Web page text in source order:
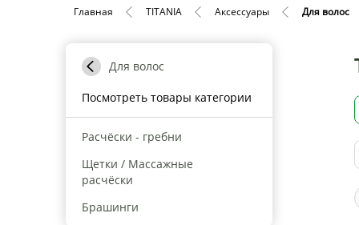
Главная TITANIA Аксессуары Для волос
Для волос
Посмотреть товары категории
Расчёски - гребни
Щетки / Массажные
расчёски
Брашинги